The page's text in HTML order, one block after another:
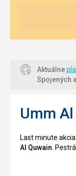
Aktuálne
Spojených
Umm
Last minute
Al Quwain .